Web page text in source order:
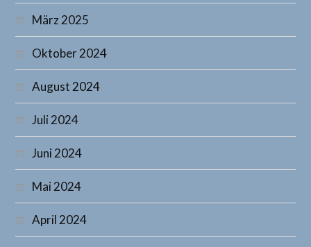
März 2025
Oktober 2024
August 2024
Juli 2024
Juni 2024
Mai 2024
April 2024